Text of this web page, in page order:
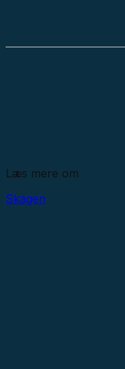
Læs mere om
Skagen